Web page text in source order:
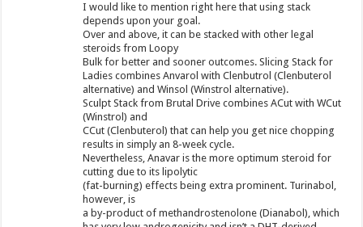
I would like to mention right here that using stack
depends upon your goal.
Over and above, it can be stacked with other legal
steroids from Loopy
Bulk for better and sooner outcomes. Slicing Stack for
Ladies combines Anvarol with Clenbutrol (Clenbuterol
alternative) and Winsol (Winstrol alternative).
Sculpt Stack from Brutal Drive combines ACut with WCut
(Winstrol) and
CCut (Clenbuterol) that can help you get nice chopping
results in simply an 8-week cycle.
Nevertheless, Anavar is the more optimum steroid for
cutting due to its lipolytic
(fat-burning) effects being extra prominent. Turinabol,
however, is
a by-product of methandrostenolone (Dianabol), which